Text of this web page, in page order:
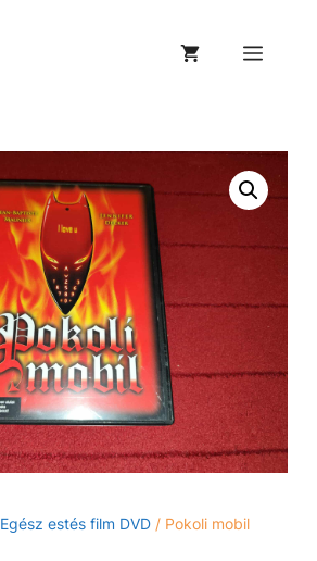
Egész estés film DVD/ Pokoli mobil